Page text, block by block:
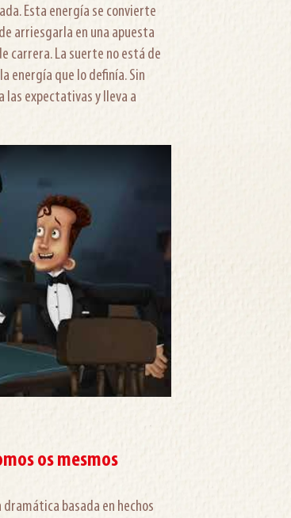
Esta energía se convierte
arriesgarla en una apuesta
carrera. La suerte no está de
energía que lo definía. Sin
las expectativas y lleva a
os mesmos
basada en hechos